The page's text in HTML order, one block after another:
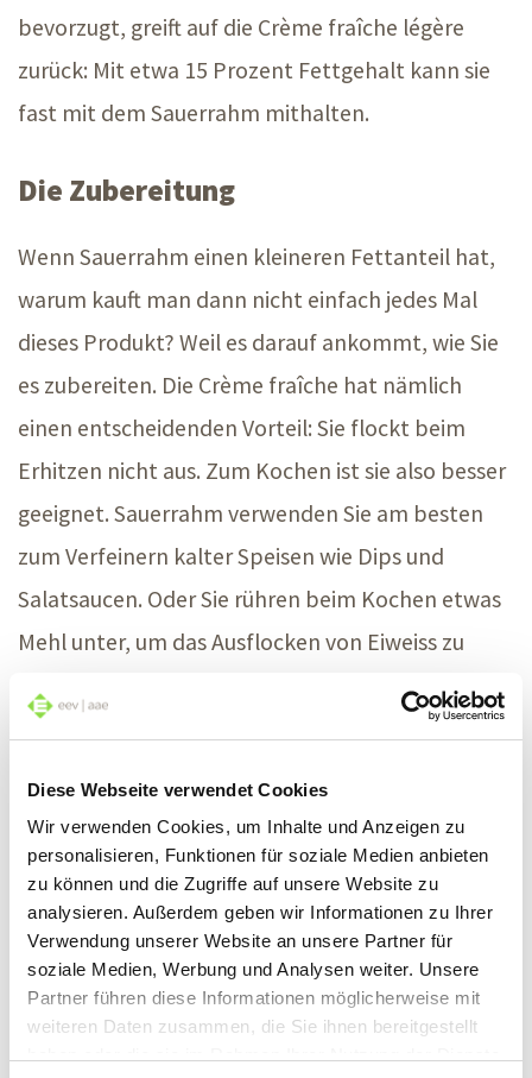
Diese Webseite verwendet Cookies
Wir verwenden Cookies, um Inhalte und Anzeigen zu
personalisieren, Funktionen für soziale Medien anbieten
zu können und die Zugriffe auf unsere Website zu
analysieren. Außerdem geben wir Informationen zu Ihrer
Verwendung unserer Website an unsere Partner für
soziale Medien, Werbung und Analysen weiter. Unsere
Partner führen diese Informationen möglicherweise mit
weiteren Daten zusammen, die Sie ihnen bereitgestellt
bevorzugt, greift auf die Crème fraîche légère
zurück: Mit etwa 15 Prozent Fettgehalt kann sie
fast mit dem Sauerrahm mithalten.
Die Zubereitung
Wenn Sauerrahm einen kleineren Fettanteil hat,
warum kauft man dann nicht einfach jedes Mal
dieses Produkt? Weil es darauf ankommt, wie Sie
es zubereiten. Die Crème fraîche hat nämlich
einen entscheidenden Vorteil: Sie flockt beim
Erhitzen nicht aus. Zum Kochen ist sie also besser
geeignet. Sauerrahm verwenden Sie am besten
zum Verfeinern kalter Speisen wie Dips und
Salatsaucen. Oder Sie rühren beim Kochen etwas
Mehl unter, um das Ausflocken von Eiweiss zu
Richtig waschen bei
Allergien
Pollen, Milben, Duftstoffe